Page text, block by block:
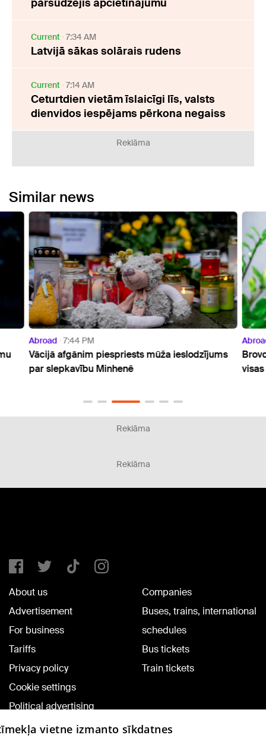
pārsūdzējis apcietinājumu
Current 7:34 AM
Latvijā sākas solārais rudens
Current 7:14 AM
Ceturtdien vietām īslaicīgi līs, valsts
dienvidos iespējams pērkona negaiss
Reklāma
Similar news
Abroad 7:44 PM
Vācijā afgānim piespriests mūža ieslodzījums
par slepkavību Minhenē
Reklāma
Reklāma
About us
Advertisement
For business
Tariffs
Privacy policy
Cookie settings
Political advertising
Cookie policy
Companies
Buses, trains, international
schedules
Bus tickets
Train tickets
vietne izmanto sīkdatnes